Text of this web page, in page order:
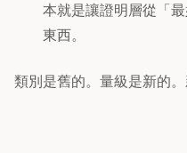
本就是讓證明層從「
東西。
類別是舊的。量級是新的